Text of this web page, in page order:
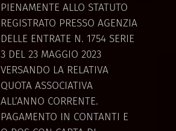
PIENAMENTE ALLO STATUTO
REGISTRATO PRESSO AGENZIA
DELLE ENTRATE N. 1754 SERIE
3 DEL 23 MAGGIO 2023
VERSANDO LA RELATIVA
QUOTA ASSOCIATIVA
ALL’ANNO CORRENTE.
PAGAMENTO IN CONTANTI E